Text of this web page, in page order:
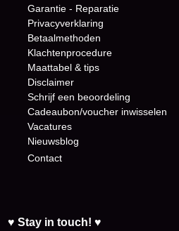
Garantie - Reparatie
Privacyverklaring
Betaalmethoden
Klachtenprocedure
Maattabel & tips
Disclaimer
Schrijf een beoordeling
Cadeaubon/voucher inwisselen
Vacatures
Nieuwsblog
Contact
♥ Stay in touch! ♥